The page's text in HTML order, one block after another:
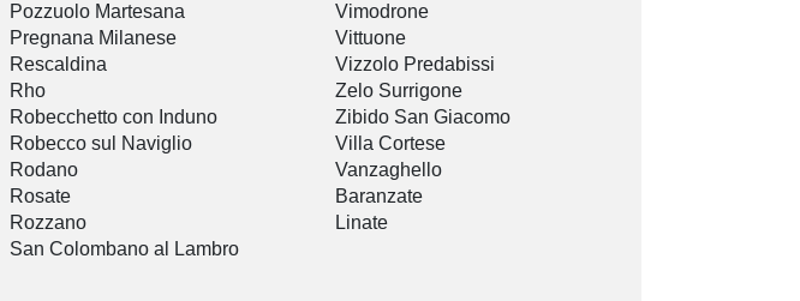
Pozzuolo Martesana
Pregnana Milanese
Rescaldina
Rho
Robecchetto con Induno
Robecco sul Naviglio
Rodano
Rosate
Rozzano
San Colombano al Lambro
Vimodrone
Vittuone
Vizzolo Predabissi
Zelo Surrigone
Zibido San Giacomo
Villa Cortese
Vanzaghello
Baranzate
Linate